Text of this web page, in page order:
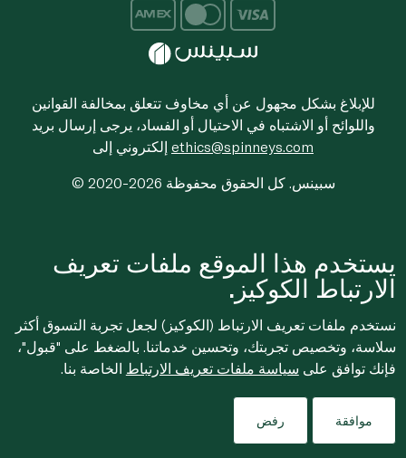
للإبلاغ بشكل مجهول عن أي مخاوف تتعلق بمخالفة القوانين
واللوائح أو الاشتباه في الاحتيال أو الفساد، يرجى إرسال بريد
ethics@spinneys.com
© 2020-2026 سبينس. كل الحقوق محفوظة
يستخدم هذا الموقع ملفات تعريف
الارتباط الكوكيز.
نستخدم ملفات تعريف الارتباط (الكوكيز) لجعل تجربة التسوق أكثر
سلاسة، وتخصيص تجربتك، وتحسين خدماتنا. بالضغط على "قبول"،
فإنك توافق على سياسة ملفات تعريف الارتباط الخاصة بنا.
موافقة رفض